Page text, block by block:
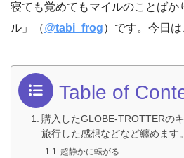
寝ても覚めてもマイルのことばか
ル」（@tabi_frog）です。今日は
Table of
購入したGLOBE-TROTTERの
旅行した感想などなど纏めます。
超静かに転がる